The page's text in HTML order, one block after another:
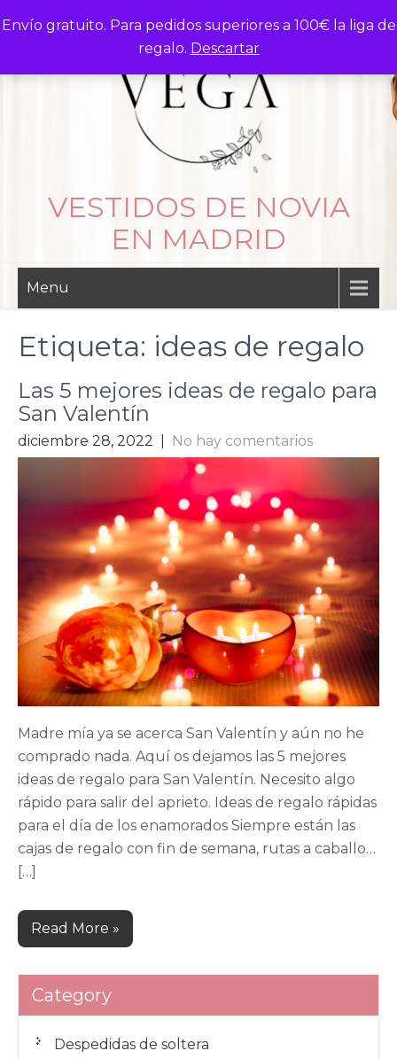
Envío gratuito. Para pedidos superiores a 100€ la liga de
regalo. Descartar
to
VESTIDOS DE NOVIA
EN MADRID
Menu
Etiqueta: ideas de regalo
Las 5 mejores ideas de regalo para
San Valentín
diciembre 28, 2022 No hay comentarios
Madre mía ya se acerca San Valentín y aún no he
comprado nada. Aquí os dejamos las 5 mejores
ideas de regalo para San Valentín. Necesito algo
rápido para salir del aprieto. Ideas de regalo rápidas
para el día de los enamorados Siempre están las
cajas de regalo con fin de semana, rutas a caballo…
[…]
Read More »
Category
Despedidas de soltera